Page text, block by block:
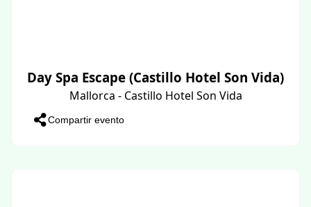
Day Spa Escape (Castillo Hotel Son Vida)
Mallorca - Castillo Hotel Son Vida
Compartir evento